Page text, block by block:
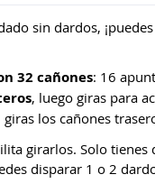
sin dardos,
32 cañones: 16
, luego giras para
los cañones
girarlos. Solo
disparar 1 o 2